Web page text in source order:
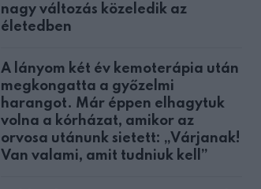
nagy változás közeledik az
életedben
A lányom két év kemoterápia után
megkongatta a győzelmi
harangot. Már éppen elhagytuk
volna a kórházat, amikor az
orvosa utánunk sietett: „Várjanak!
Van valami, amit tudniuk kell”